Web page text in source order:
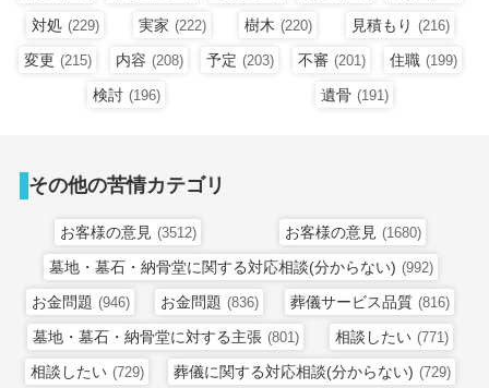
対処 (229) 実家 (222) 樹木 (220) 見積もり (216)
変更 (215) 内容 (208) 予定 (203) 不審 (201) 住職 (199)
検討 (196) 遺骨 (191)
その他の苦情カテゴリ
お客様の意見 (3512) お客様の意見 (1680)
墓地・墓石・納骨堂に関する対応相談(分からない) (992)
お金問題 (946) お金問題 (836) 葬儀サービス品質 (816)
墓地・墓石・納骨堂に対する主張 (801) 相談したい (771)
相談したい (729) 葬儀に関する対応相談(分からない) (729)